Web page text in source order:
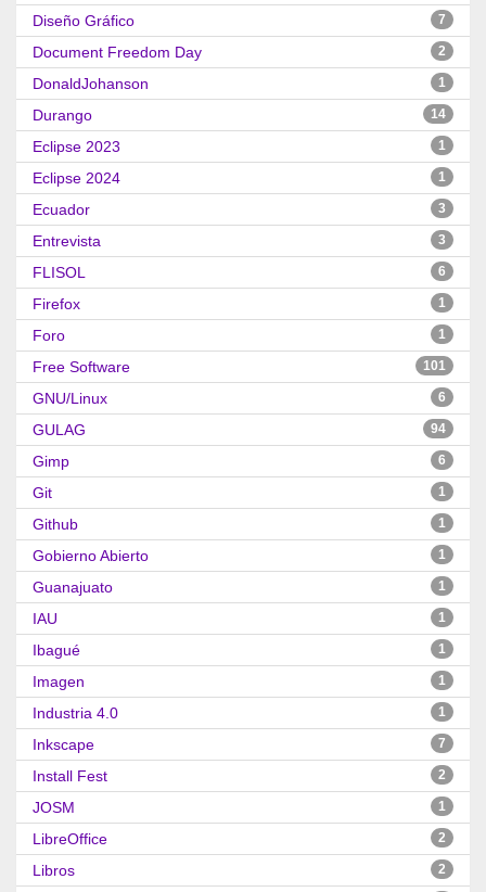
Diseño Gráfico 7
Document Freedom Day 2
DonaldJohanson 1
Durango 14
Eclipse 2023 1
Eclipse 2024 1
Ecuador 3
Entrevista 3
FLISOL 6
Firefox 1
Foro 1
Free Software 101
GNU/Linux 6
GULAG 94
Gimp 6
Git 1
Github 1
Gobierno Abierto 1
Guanajuato 1
IAU 1
Ibagué 1
Imagen 1
Industria 4.0 1
Inkscape 7
Install Fest 2
JOSM 1
LibreOffice 2
Libros 2